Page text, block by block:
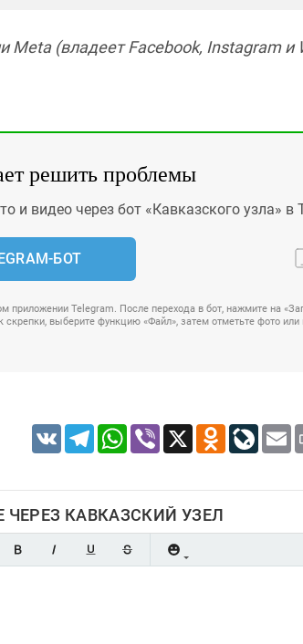
Meta (владеет Facebook, Instagram
решить проблемы
и видео через бот «Кавказского узла» в
БОТ
приложении Telegram. После перехода в бот, нажмите на
выберите функцию «Файл», затем отметьте фото
VK TelegramWhatsApp
Viber X
КАВКАЗСКИЙ УЗЕЛ